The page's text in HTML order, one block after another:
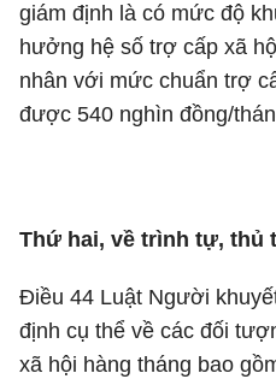
giám định là có mức độ
hưởng hệ số trợ cấp xã
nhân với mức chuẩn trợ
được 540 nghìn đồng/
Thứ hai, về trình tự, thủ
Điều 44 Luật Người
định cụ thể về các đối
xã hội hàng tháng bao